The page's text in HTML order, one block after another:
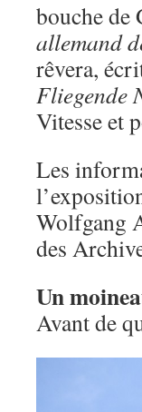
bouche de
allemand
rêvera,
Fliegende
Vitesse et
Les
Wolfgang
des
Un
Avant de